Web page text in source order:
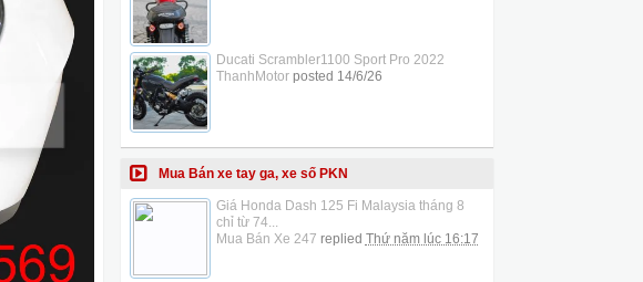
Ducati Scrambler1100 Sport Pro 2022
ThanhMotorposted 14/6/26
Mua Bán xe tay ga, xe số PKN
Giá Honda Dash 125 Fi Malaysia tháng 8
chỉ từ 74...
Mua Bán Xe 247 replied Thứ năm lúc 16:17